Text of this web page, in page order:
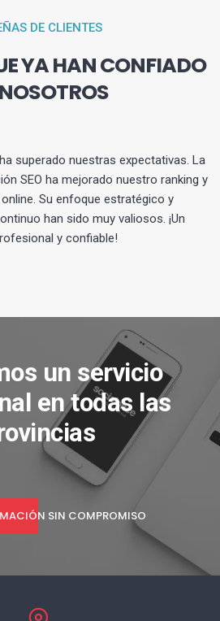
DE CLIENTES
YA HAN CONFIADO
superado nuestras expectativas. La
SEO ha mejorado nuestro ranking y
Su enfoque estratégico y
han sido muy valiosos. ¡Un
y confiable!
un servicio
en todas las
SIN COMPROMISO